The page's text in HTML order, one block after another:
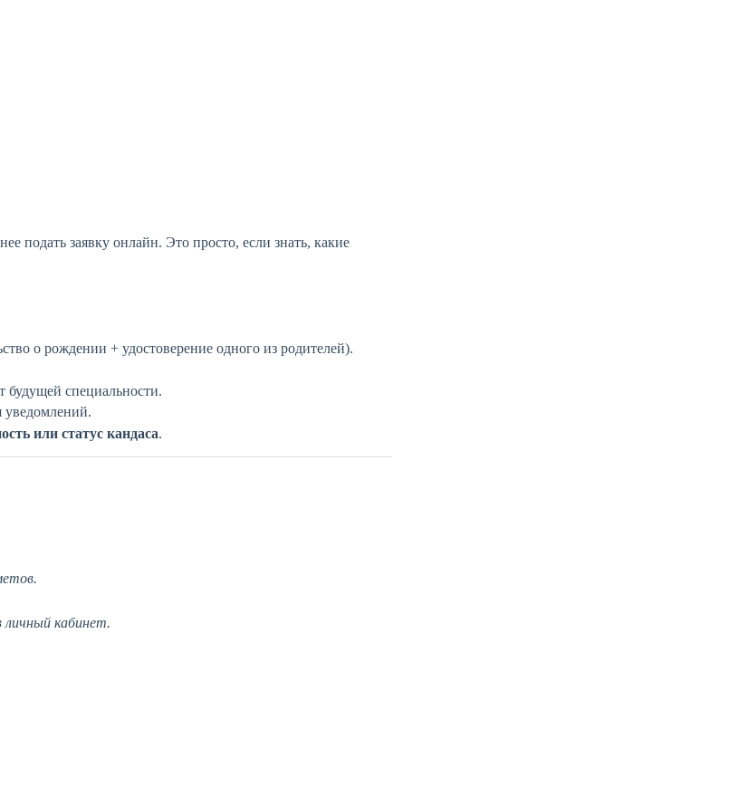
подать заявку онлайн. Это просто, если знать, какие
о рождении + удостоверение одного из родителей).
специальности.
уведомлений.
или статус кандаса.
личный кабинет.